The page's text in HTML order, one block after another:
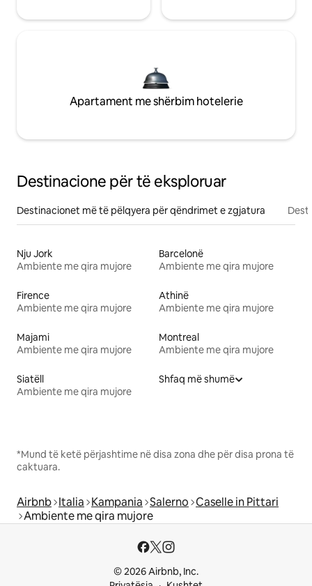
Apartament me shërbim hotelerie
Destinacione për të eksploruar
Destinacionet më të pëlqyera për qëndrimet e zgjatura
Nju Jork
Ambiente me qira mujore
Barcelonë
Ambiente me qira mujore
Firence
Ambiente me qira mujore
Athinë
Ambiente me qira mujore
Majami
Ambiente me qira mujore
Montreal
Ambiente me qira mujore
Siatëll
Ambiente me qira mujore
Shfaq më shumë
*Mund të ketë përjashtime në disa zona dhe për disa prona të
caktuara.
Airbnb Italia Kampania Salerno Caselle in Pittari
Ambiente me qira mujore
© 2026 Airbnb, Inc.